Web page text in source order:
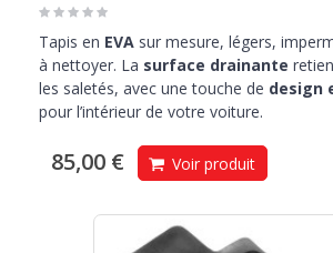
Tapis en EVA sur mesure, légers,
à nettoyer. La surface drainante
les saletés, avec une touche de design
pour l’intérieur de votre voiture.
85,00 € Voir produit